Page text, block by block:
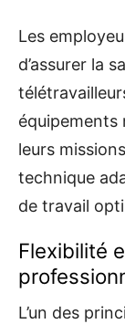
Les
d’assurer la
équipements
leurs
technique
de travail
Flexibilité
L’un des